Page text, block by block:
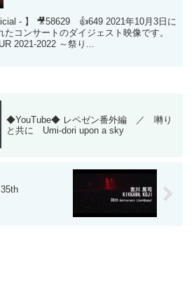
- 】 🎥58629 👍649 2021年10月3日に
コンサートのダイジェスト映像です。
2021-2022 ～祭り...
◆YouTube◆ レペゼン番外編 ／ 囀り
と共に Umi-dori upon a sky